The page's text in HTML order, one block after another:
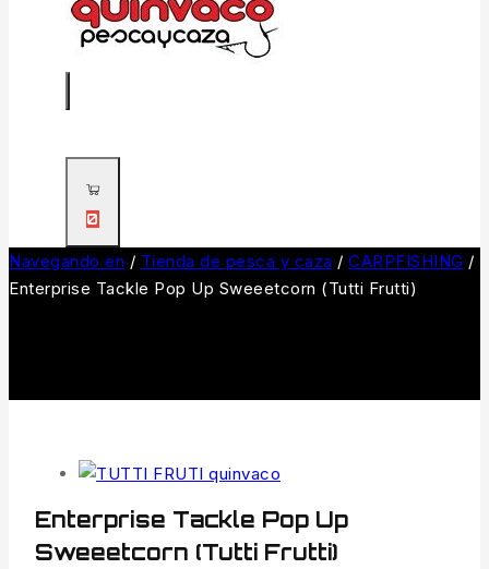
0
Navegando en / Tienda de pesca y caza / CARPFISHING /
Enterprise Tackle Pop Up Sweeetcorn (Tutti Frutti)
Enterprise Tackle Pop Up
Sweeetcorn (Tutti Frutti)